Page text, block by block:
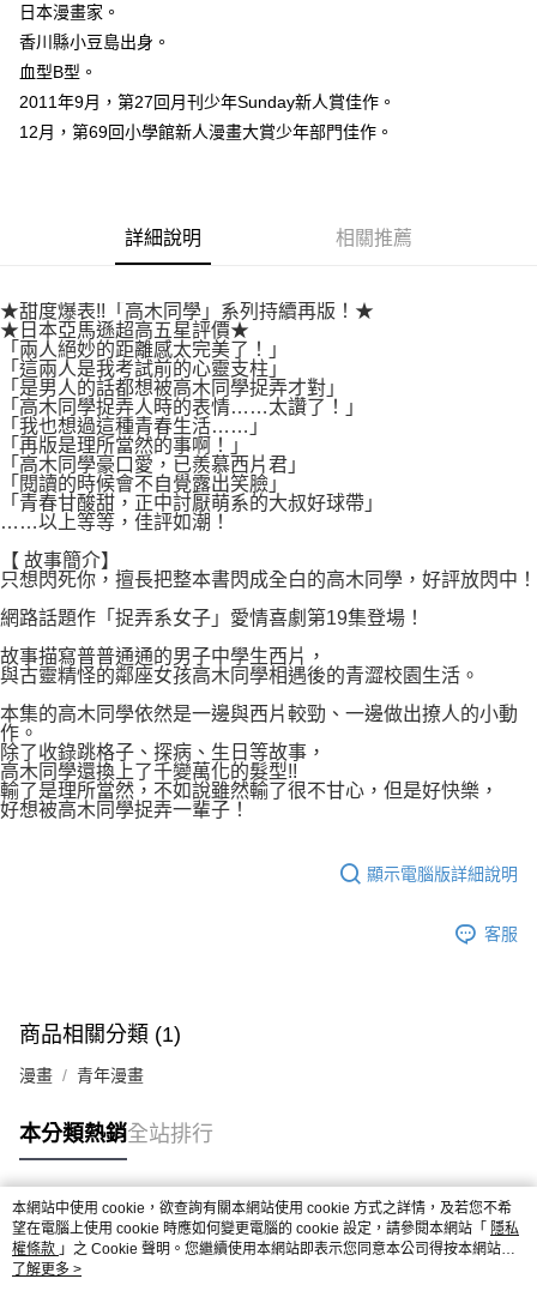
※ 請注意：結帳手續完成當下不需立刻繳費，但若您需要取消訂單，請聯絡
購買商品的店家。未經商家同意取消之訂單仍視為有效，需透過AFTEE先享
後付繳納相關費用。
※ 交易是否成功請以「AFTEE先享後付 」之結帳頁面顯示為準，若有關於
是否繳費成功／繳費後需取消欲退款等相關疑問，請聯繫「AFTEE先享後付
權轉讓予恩沛科技股份有限公司。
２．關於個人資料處理事宜，請瀏覽以下網址：
https://aftee.tw/terms/#terms3
「AFTEE先享後付」，若未經同意申辦者引起之損失，本公司不負相關責
任。
４．使用「AFTEE先享後付」時，將依據個別帳號之用戶狀況，依本公司即
時審查核予不同之上限額度；若仍有額度不足之情形，本公司將視審查結果
請求用戶進行身份認證。
５．嚴禁一人註冊多個帳號或使用他人資訊註冊。若發現惡意使用之情形，
恩沛科技股份有限公司將有權停止該用戶之使用額度並採取法律行動。
每筆NT$80，滿NT$500(含以上)免運費
付款後萊爾富取貨
每筆NT$80，滿NT$500(含以上)免運費
付款後7-11取貨
每筆NT$80，滿NT$500(含以上)免運費
宅配
每筆NT$100，滿NT$800(含以上)免運費
國家/地區配送
日本漫畫家。
香川縣小豆島出身。
血型B型。
2011年9月，第27回月刊少年Sunday新人賞佳作。
12月，第69回小學館新人漫畫大賞少年部門佳作。
詳細說明 相關推薦
★甜度爆表!!「高木同學」系列持續再版！★
★日本亞馬遜超高五星評價★
「兩人絕妙的距離感太完美了！」
「這兩人是我考試前的心靈支柱」
「是男人的話都想被高木同學捉弄才對」
「高木同學捉弄人時的表情……太讚了！」
「我也想過這種青春生活……」
「再版是理所當然的事啊！」
「高木同學豪口愛，已羨慕西片君」
「閱讀的時候會不自覺露出笑臉」
「青春甘酸甜，正中討厭萌系的大叔好球帶」
……以上等等，佳評如潮！
【 故事簡介】
只想閃死你，擅長把整本書閃成全白的高木同學，好評放閃中！
網路話題作「捉弄系女子」愛情喜劇第19集登場！
故事描寫普普通通的男子中學生西片，
與古靈精怪的鄰座女孩高木同學相遇後的青澀校園生活。
本集的高木同學依然是一邊與西片較勁、一邊做出撩人的小動
作。
除了收錄跳格子、探病、生日等故事，
高木同學還換上了千變萬化的髮型!!
輸了是理所當然，不如說雖然輸了很不甘心，但是好快樂，
好想被高木同學捉弄一輩子！
顯示電腦版詳細說明
客服
商品相關分類 (1)
漫畫 青年漫畫
本分類熱銷全站排行
熱門標籤
本網站中使用 cookie，欲查詢有關本網站使用 cookie 方式之詳情，及若您不希
望在電腦上使用 cookie 時應如何變更電腦的 cookie 設定，請參閱本網站「 隱私
權條款 」之 Cookie 聲明。您繼續使用本網站即表示您同意本公司得按本網站使
用條款之 Cookie 聲明使用 cookie。
了解更多 >